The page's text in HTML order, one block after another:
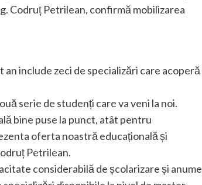
Codruț Petrilean, confirmă mobilizarea
include zeci de specializări care acoperă
serie de studenți care va veni la noi.
bine puse la punct, atât pentru
oferta noastră educațională și
Petrilean.
considerabilă de școlarizare și anume